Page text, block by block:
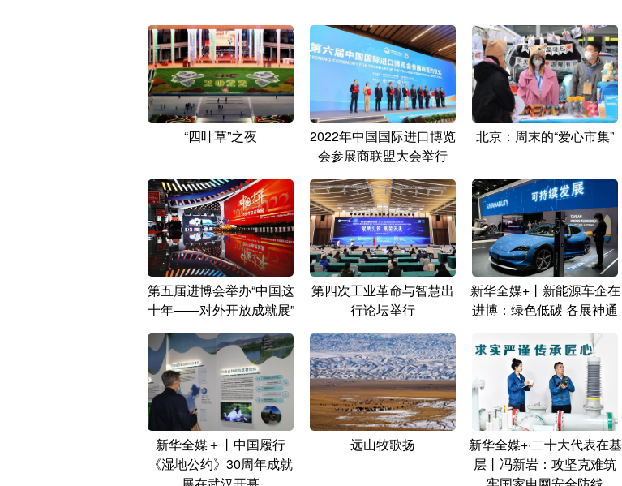
“四叶草”之夜
2022年中国国际进口博览
会参展商联盟大会举行
北京：周末的“爱心市集”
第五届进博会举办“中国这
十年——对外开放成就展”
第四次工业革命与智慧出
行论坛举行
新华全媒+丨新能源车企在
进博：绿色低碳 各展神通
新华全媒＋丨中国履行
《湿地公约》30周年成就
远山牧歌扬
新华全媒+·二十大代表在基
层丨冯新岩：攻坚克难筑